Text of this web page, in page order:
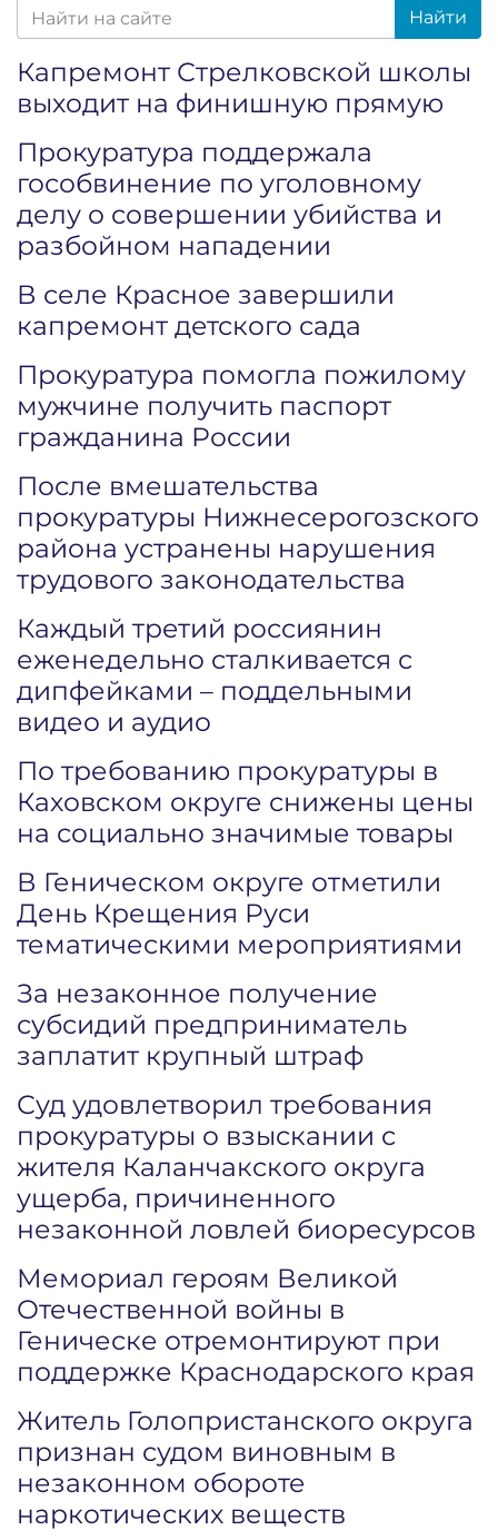
Найти
Капремонт Стрелковской школы
выходит на финишную прямую
Прокуратура поддержала
гособвинение по уголовному
делу о совершении убийства и
разбойном нападении
В селе Красное завершили
капремонт детского сада
Прокуратура помогла пожилому
мужчине получить паспорт
гражданина России
После вмешательства
прокуратуры Нижнесерогозского
района устранены нарушения
трудового законодательства
Каждый третий россиянин
еженедельно сталкивается с
дипфейками – поддельными
видео и аудио
По требованию прокуратуры в
Каховском округе снижены цены
на социально значимые товары
В Геническом округе отметили
День Крещения Руси
тематическими мероприятиями
За незаконное получение
субсидий предприниматель
заплатит крупный штраф
Суд удовлетворил требования
прокуратуры о взыскании с
жителя Каланчакского округа
ущерба, причиненного
незаконной ловлей биоресурсов
Мемориал героям Великой
Отечественной войны в
Геническе отремонтируют при
поддержке Краснодарского края
Житель Голопристанского округа
признан судом виновным в
незаконном обороте
наркотических веществ